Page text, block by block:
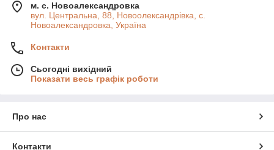
м. с. Новоалександровка
вул. Центральна, 88, Новоолександрівка, с.
Новоалександровка, Україна
Контакти
Сьогодні вихідний
Показати весь графік роботи
Про нас
Контакти